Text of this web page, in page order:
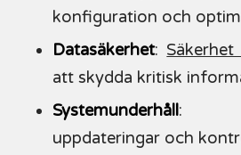
konfiguration och
Datasäkerhet:
att skydda kritisk
Systemunderhåll:
uppdateringar och